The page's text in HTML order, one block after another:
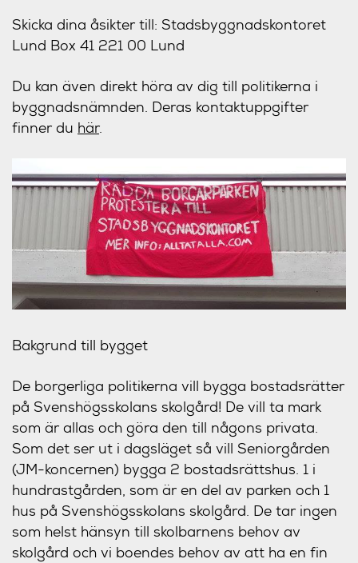
Skicka dina åsikter till: Stadsbyggnadskontoret
Lund Box 41 221 00 Lund
Du kan även direkt höra av dig till politikerna i
byggnadsnämnden. Deras kontaktuppgifter
finner du här.
Bakgrund till bygget
De borgerliga politikerna vill bygga bostadsrätter
på Svenshögsskolans skolgård! De vill ta mark
som är allas och göra den till någons privata.
Som det ser ut i dagsläget så vill Seniorgården
(JM-koncernen) bygga 2 bostadsrättshus. 1 i
hundrastgården, som är en del av parken och 1
hus på Svenshögsskolans skolgård. De tar ingen
som helst hänsyn till skolbarnens behov av
skolgård och vi boendes behov av att ha en fin